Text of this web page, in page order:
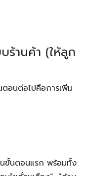
ร้านค้า (ให้ลูก
ตอนต่อไปคือการเพิ่ม
ขั้นตอนแรก พร้อมทั้ง